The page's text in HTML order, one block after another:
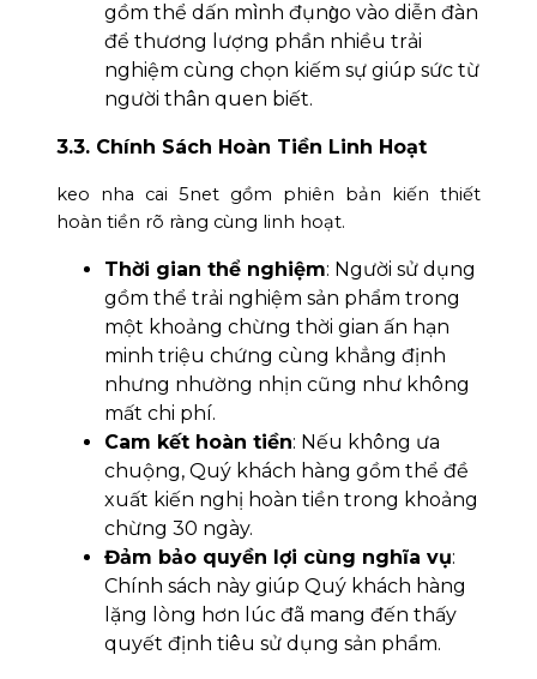
gồm thể dấn mình đụng̀o vào diễn đàn
để thương lượng phần nhiều trải
nghiệm cùng chọn kiếm sự giúp sức từ
người thân quen biết.
3.3. Chính Sách Hoàn Tiền Linh Hoạt
keo nha cai 5net gồm phiên bản kiến thiết
hoàn tiền rõ ràng cùng linh hoạt.
Thời gian thể nghiệm: Người sử dụng
gồm thể trải nghiệm sản phẩm trong
một khoảng chừng thời gian ấn hạn
minh triệu chứng cùng khẳng định
nhưng nhường nhịn cũng như không
mất chi phí.
Cam kết hoàn tiền: Nếu không ưa
chuộng, Quý khách hàng gồm thể đề
xuất kiến nghị hoàn tiền trong khoảng
chừng 30 ngày.
Đảm bảo quyền lợi cùng nghĩa vụ:
Chính sách này giúp Quý khách hàng
lặng lòng hơn lúc đã mang đến thấy
quyết định tiêu sử dụng sản phẩm.